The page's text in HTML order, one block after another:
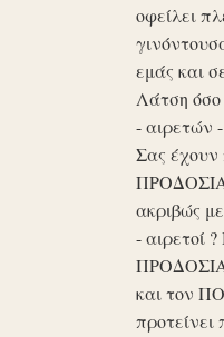
οφείλει
εμάς και
Λάτση όσο
- αιρετών
Σας
ακριβώς
- αιρετοί
ΠΡΟΔΟΣΙΑ.
και τον
προτείνει